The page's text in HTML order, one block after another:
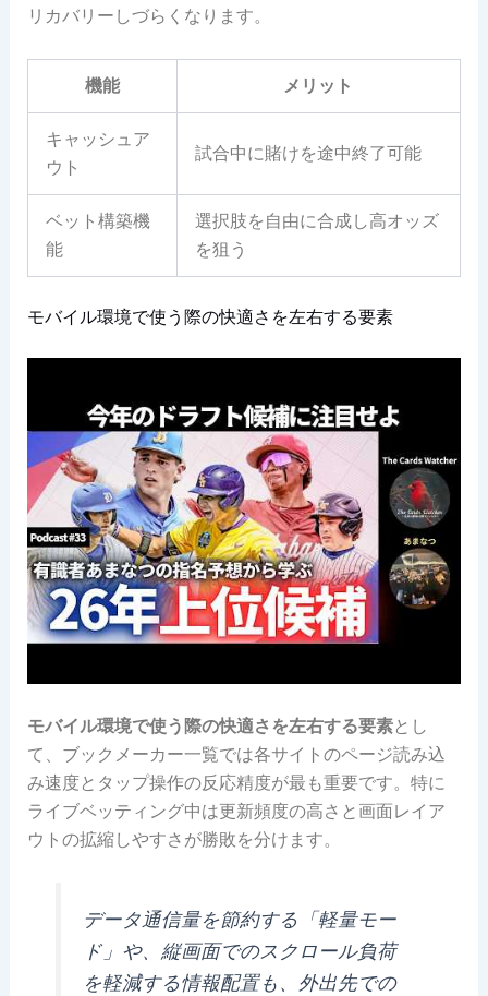
リカバリーしづらくなります。
機能 メリット
キャッシュア
ウト
試合中に賭けを途中終了可能
ベット構築機
能
選択肢を自由に合成し高オッズ
を狙う
モバイル環境で使う際の快適さを左右する要素
モバイル環境で使う際の快適さを左右する要素とし
て、ブックメーカー一覧では各サイトのページ読み込
み速度とタップ操作の反応精度が最も重要です。特に
ライブベッティング中は更新頻度の高さと画面レイア
ウトの拡縮しやすさが勝敗を分けます。
データ通信量を節約する「軽量モー
ド」や、縦画面でのスクロール負荷
を軽減する情報配置も、外出先での